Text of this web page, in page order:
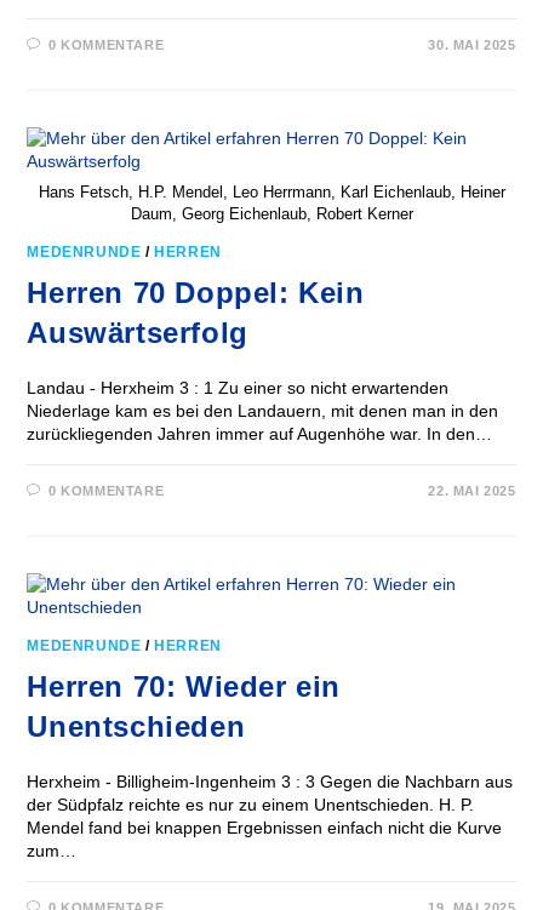
0 KOMMENTARE 30. MAI 2025
Hans Fetsch, H.P. Mendel, Leo Herrmann, Karl Eichenlaub, Heiner
Daum, Georg Eichenlaub, Robert Kerner
MEDENRUNDE /HERREN
Herren 70 Doppel: Kein
Auswärtserfolg
Landau - Herxheim 3 : 1 Zu einer so nicht erwartenden
Niederlage kam es bei den Landauern, mit denen man in den
zurückliegenden Jahren immer auf Augenhöhe war. In den…
0 KOMMENTARE 22. MAI 2025
MEDENRUNDE /HERREN
Herren 70: Wieder ein
Unentschieden
Herxheim - Billigheim-Ingenheim 3 : 3 Gegen die Nachbarn aus
der Südpfalz reichte es nur zu einem Unentschieden. H. P.
Mendel fand bei knappen Ergebnissen einfach nicht die Kurve
zum…